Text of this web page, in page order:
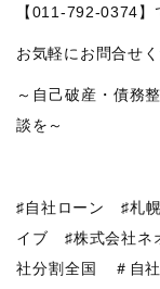
【011-792-0374】
お気軽にお問合せく
～自己破産・債務
談を～
♯自社ローン ♯札
イブ ♯株式会社ネ
社分割全国 ＃自